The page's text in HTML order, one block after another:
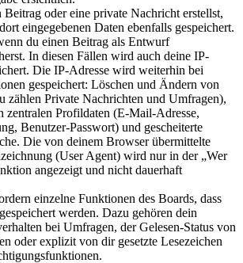
Beitrag oder eine private Nachricht erstellst,
eingegebenen Daten ebenfalls gespeichert.
du einen Beitrag als Entwurf
In diesen Fällen wird auch deine IP-
Die IP-Adresse wird weiterhin bei
gespeichert: Löschen und Ändern von
zählen Private Nachrichten und Umfragen),
zentralen Profildaten (E-Mail-Adresse,
Benutzer-Passwort) und gescheiterte
Die von deinem Browser übermittelte
(User Agent) wird nur in der „Wer
angezeigt und nicht dauerhaft
einzelne Funktionen des Boards, dass
werden. Dazu gehören dein
bei Umfragen, der Gelesen-Status von
oder explizit von dir gesetzte Lesezeichen